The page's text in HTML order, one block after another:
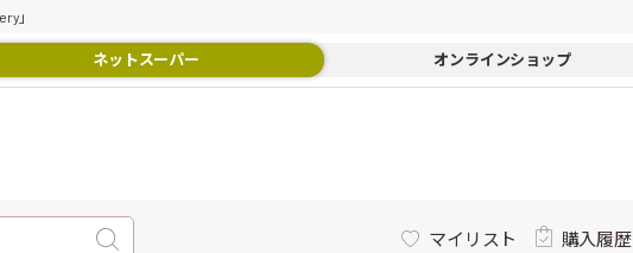
」
ネットスーパー オンラインショップ
マイリスト 購入履歴